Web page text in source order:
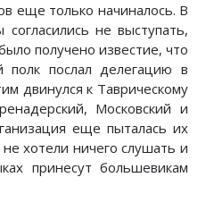
еще только начиналось. В
не выступать,
получено известие, что
полк послал делегацию в
двинулся к Таврическому
Московский и
еще пыталась их
хотели ничего слушать и
принесут большевикам